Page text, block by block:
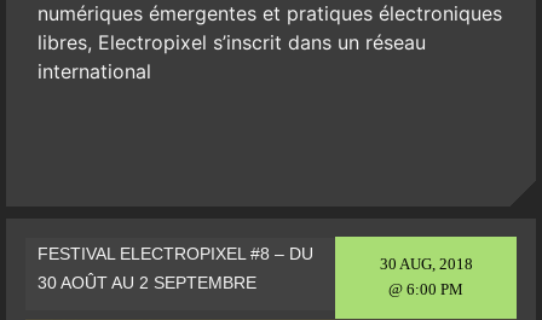
numériques émergentes et pratiques électroniques
libres, Electropixel s’inscrit dans un réseau
international
30 AUG, 2018
@ 6:00 PM
FESTIVAL ELECTROPIXEL #8 – DU
30 AOÛT AU 2 SEPTEMBRE